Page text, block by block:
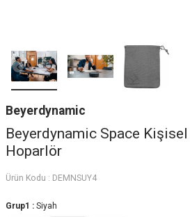
Beyerdynamic
Beyerdynamic Space
Hoparlör
Ürün Kodu : DEMNSUY4
Grup1 : Siyah